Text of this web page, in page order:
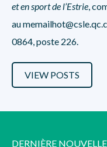
et en sport de l’Estrie,
au
0864, poste 226.
VIEW POSTS
DERNIÈRE NOUVELLE